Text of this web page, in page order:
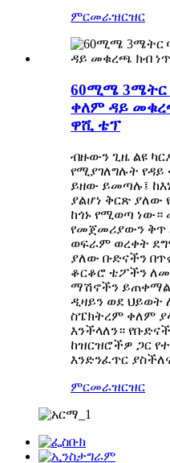
ምርመራዝርዝር
60ሚሜ 3ሜትር
ቀለም ዳይ
ዋሺ ቴፕ
ብዙውን ጊዜ ልዩ
የሚያገለግሉት
ይዘው ይመጣሉ፤
ያልሆነ ቅርጽ ያለው
ከጎኑ የሚወጣ ነው።
የመጀመሪያውን ቅጥ
ወፍራም ወረቀት
ያለው ቡድናችን
ቆርቆሮ ቴፖችን
ማሽኖችን
ዲዛይን ወደ
ስፔክትረም ቀለም
እንችላለን።
ከዝርዝሮችዎ ጋር
እንድንፈጥር
ምርመራዝርዝር